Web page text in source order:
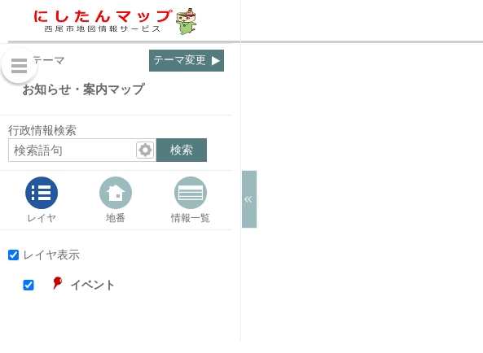
表示テーマ テーマ変更
お知らせ・案内マップ
行政情報検索
レイヤ 地番 情報一覧
レイヤ表示
イベント